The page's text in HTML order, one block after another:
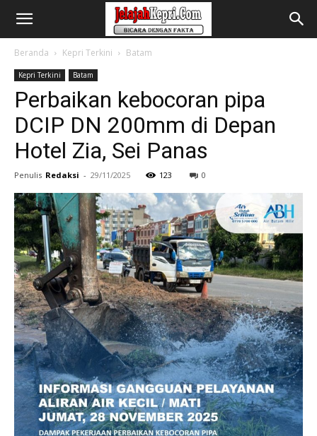
Beranda Kepri Terkini Batam
Kepri Terkini Batam
Perbaikan kebocoran pipa
DCIP DN 200mm di Depan
Hotel Zia, Sei Panas
Penulis Redaksi - 29/11/2025 123 0